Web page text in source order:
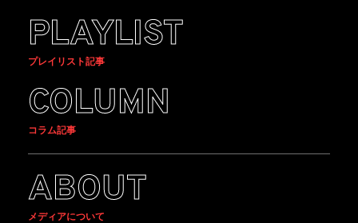
PLAYLIST
プレイリスト記事
COLUMN
コラム記事
ABOUT
メディアについて